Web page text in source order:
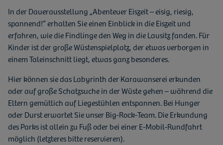
In der Dauerausstellung „Abenteuer Eiszeit – eisig, riesig,
spannend!“ erhalten Sie einen Einblick in die Eiszeit und
erfahren, wie die Findlinge den Weg in die Lausitz fanden. Für
Kinder ist der große Wüstenspielplatz, der etwas verborgen in
einem Taleinschnitt liegt, etwas ganz besonderes.
Hier können sie das Labyrinth der Karawanserei erkunden
oder auf große Schatzsuche in der Wüste gehen – während die
Eltern gemütlich auf Liegestühlen entspannen. Bei Hunger
oder Durst erwartet Sie unser Big-Rock-Team. Die Erkundung
des Parks ist allein zu Fuß oder bei einer E-Mobil-Rundfahrt
möglich (letzteres bitte reservieren).